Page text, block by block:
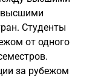
высшими
Студенты
от одного
за рубежом